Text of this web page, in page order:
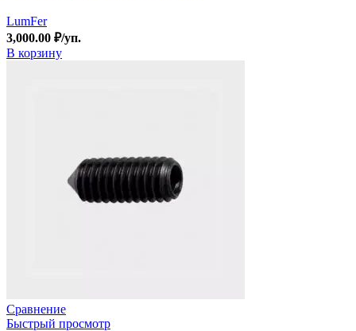
LumFer
3,000.00 ₽/уп.
В корзину
Сравнение
Быстрый просмотр